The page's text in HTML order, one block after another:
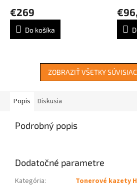
€269
Do košíka
ZOBRAZIŤ VŠETKY
Popis Diskusia
Podrobný popis
Dodatočné parametre
Kategória:
Tonerové kazety